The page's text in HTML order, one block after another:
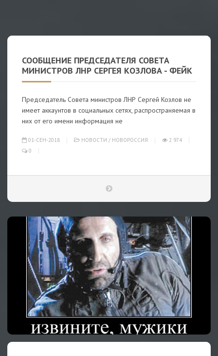
СООБЩЕНИЕ ПРЕДСЕДАТЕЛЯ СОВЕТА
МИНИСТРОВ ЛНР СЕРГЕЯ КОЗЛОВА - ФЕЙК
Председатель Совета министров ЛНР Сергей Козлов не
имеет аккаунтов в социальных сетях, распространяемая в
них от его имени информация не
01-СЕН-2018 НОВОСТИ / НОВОРОССИЯ
2 974
0